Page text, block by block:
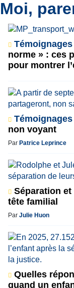
Moi,
Témoignages
norme » : ces
pour montrer
Témoignages
non voyant
Par Patrice Leprince
Séparation et
tête familial
Par Julie Huon
Quelles
quand un